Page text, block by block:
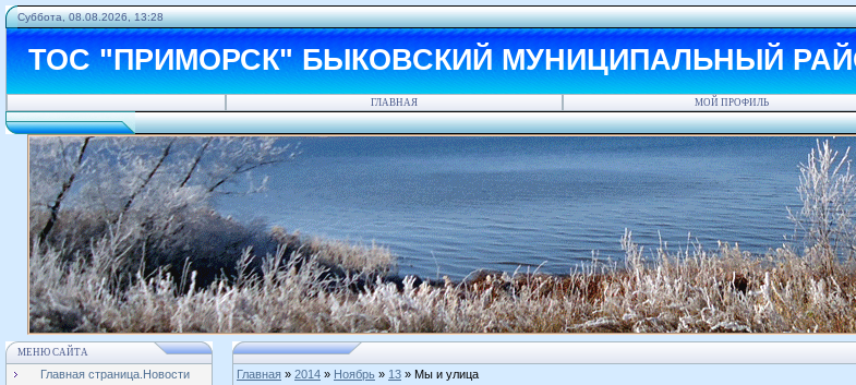
Суббота, 08.08.2026, 13:28
ТОС "ПРИМОРСК" БЫКОВСКИЙ МУНИЦИПАЛЬНЫЙ
ГЛАВНАЯ МОЙ ПРОФИЛЬ
МЕНЮ САЙТА
Главная страница.Новости
Главная » 2014 » Ноябрь » 13 » Мы и улица